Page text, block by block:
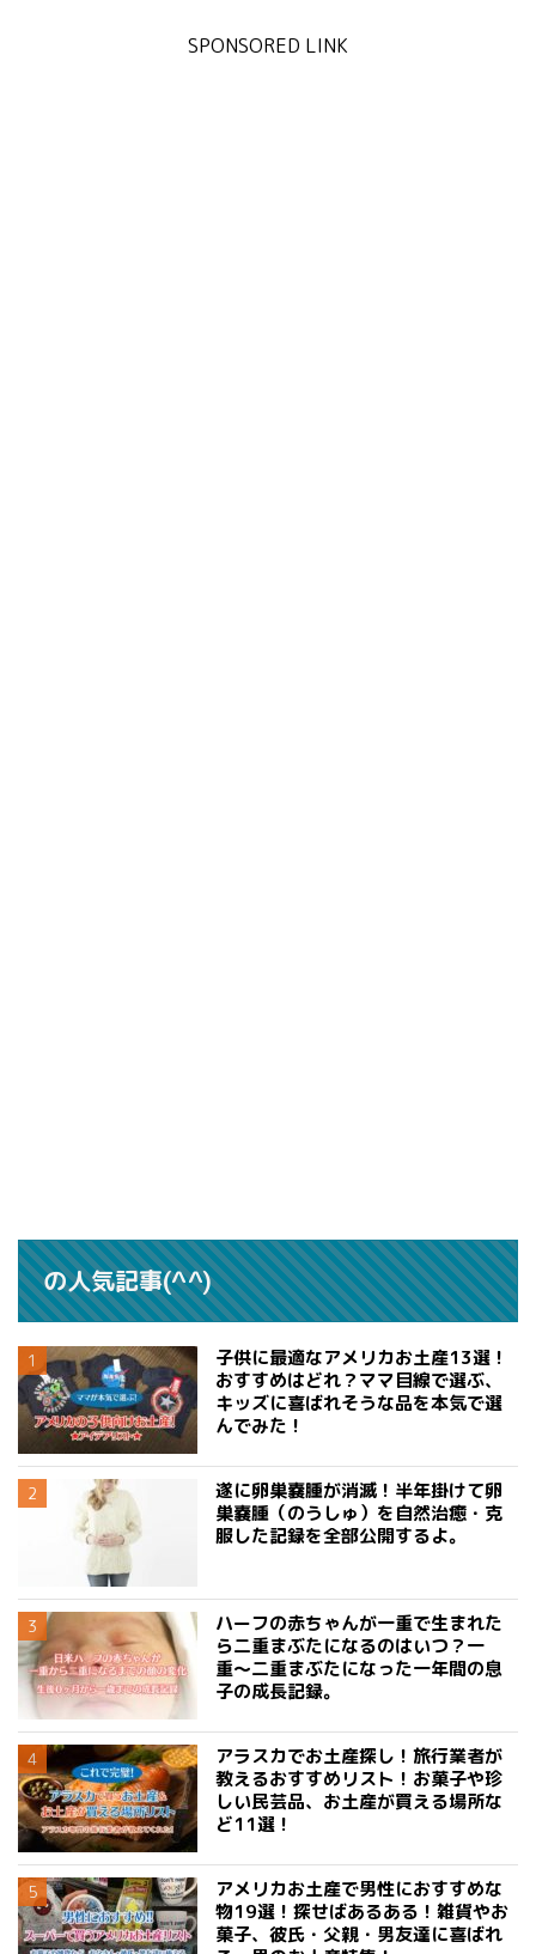
SPONSORED LINK
の人気記事(^^)
子供に最適なアメリカお土産13選！
おすすめはどれ？ママ目線で選ぶ、
キッズに喜ばれそうな品を本気で選
んでみた！
遂に卵巣嚢腫が消滅！半年掛けて卵
巣嚢腫（のうしゅ）を自然治癒・克
服した記録を全部公開するよ。
ハーフの赤ちゃんが一重で生まれた
ら二重まぶたになるのはいつ？一
重〜二重まぶたになった一年間の息
子の成長記録。
アラスカでお土産探し！旅行業者が
教えるおすすめリスト！お菓子や珍
しい民芸品、お土産が買える場所な
ど11選！
アメリカお土産で男性におすすめな
物19選！探せばあるある！雑貨やお
菓子、彼氏・父親・男友達に喜ばれ